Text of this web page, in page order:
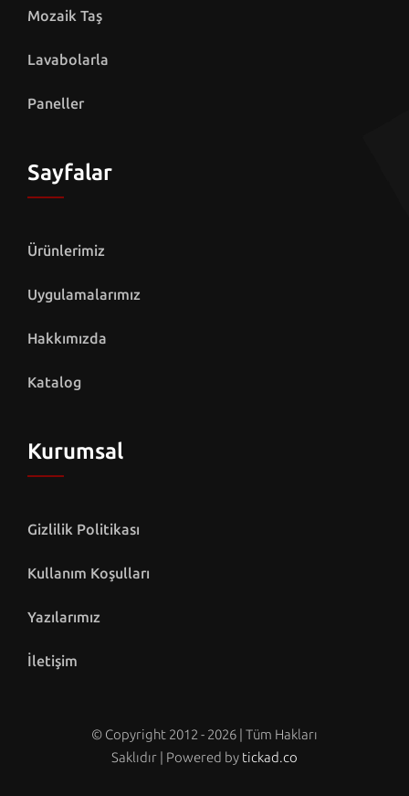
Mozaik Taş
Lavabolarla
Paneller
Sayfalar
Ürünlerimiz
Uygulamalarımız
Hakkımızda
Katalog
Kurumsal
Gizlilik Politikası
Kullanım Koşulları
Yazılarımız
İletişim
© Copyright 2012 - 2026 | Tüm Hakları
Saklıdır | Powered by tickad.co